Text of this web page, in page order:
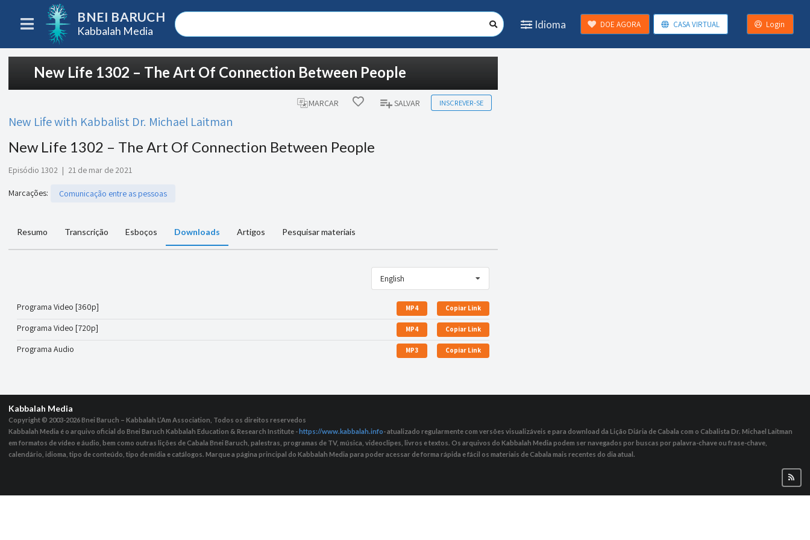
BNEI BARUCH
Kabbalah Media
Idioma DOE AGORA CASA VIRTUAL Login
New Life 1302 – The Art Of Connection Between People
MARCAR SALVAR INSCREVER-SE
New Life with Kabbalist Dr. Michael Laitman
New Life 1302 – The Art Of Connection Between People
Episódio 1302 | 21 de mar de 2021
Marcações: Comunicação entre as pessoas
Resumo Transcrição Esboços Downloads Artigos Pesquisar materiais
English
Programa Video [360p] MP4 Copiar Link
Programa Video [720p] MP4 Copiar Link
Programa Audio MP3 Copiar Link
Kabbalah Media
Copyright © 2003-2026Bnei Baruch – Kabbalah L’Am Association, Todos os direitos reservedos
Kabbalah Media é o arquivo oficial do Bnei Baruch Kabbalah Education & Research Institute -https://www.kabbalah.info- atualizado regularmente com versões visualizáveis ​​e para download da Lição Diária de Cabala com o Cabalista Dr. Michael Laitman
em formatos de vídeo e áudio, bem como outras lições de Cabala Bnei Baruch, palestras, programas de TV, música, videoclipes, livros e textos. Os arquivos do Kabbalah Media podem ser navegados por buscas por palavra-chave ou frase-chave,
calendário, idioma, tipo de conteúdo, tipo de mídia e catálogos. Marque a página principal do Kabbalah Media para poder acessar de forma rápida e fácil os materiais de Cabala mais recentes do dia atual.